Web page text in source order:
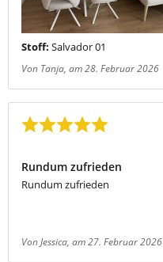
Stoff: Salvador 01
Von Tanja, am 28. Februar 2026
Rundum zufrieden
Rundum zufrieden
Von Jessica, am 27. Februar 2026